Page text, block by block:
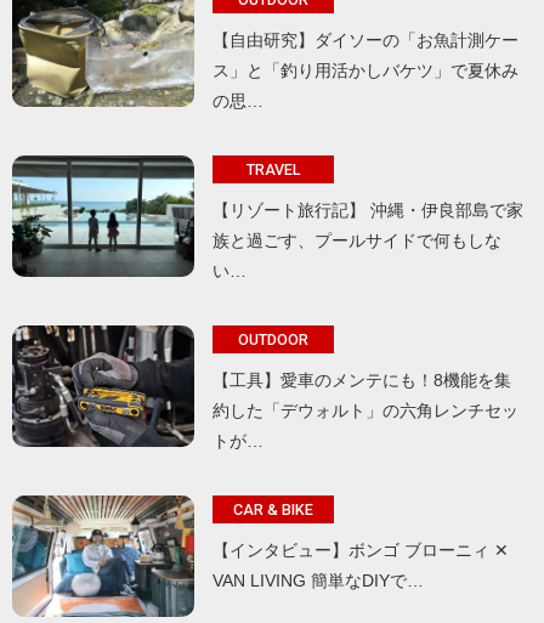
【自由研究】ダイソーの「お魚計測ケー
ス」と「釣り用活かしバケツ」で夏休み
の思…
TRAVEL
【リゾート旅行記】 沖縄・伊良部島で家
族と過ごす、プールサイドで何もしな
い…
OUTDOOR
【工具】愛車のメンテにも！8機能を集
約した「デウォルト」の六角レンチセッ
トが…
CAR & BIKE
【インタビュー】ボンゴ ブローニィ ✕
VAN LIVING 簡単なDIYで…